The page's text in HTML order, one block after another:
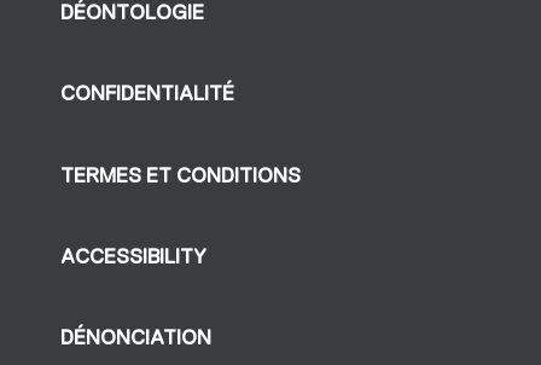
DÉONTOLOGIE
CONFIDENTIALITÉ
TERMES ET CONDITIONS
ACCESSIBILITY
DÉNONCIATION